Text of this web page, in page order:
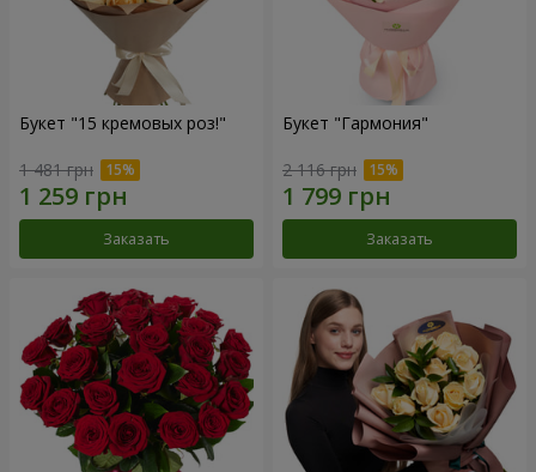
Букет "15 кремовых роз!"
1 481 грн
Заказать
Букет "Гармония"
2 116 грн
Заказать